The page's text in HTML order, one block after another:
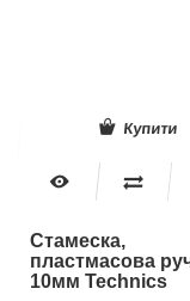
Купити
Стамеска,
пластмасова
10мм Technics